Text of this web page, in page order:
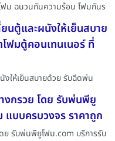
ม ฉนวนกันความร้อน โฟมกันร
นตู้และผนังให้เย็นสบาย
ฟมตู้คอนเทนเนอร์ ที่
ให้เย็นสบายด้วย รับฉีดพ่น
กรวย โดย รับพ่นพียู
บบครบวงจร ราคาถูก
ย รับพ่นพียูโฟม.com บริการรับ